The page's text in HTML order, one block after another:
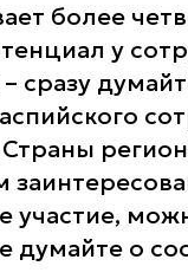
более
у
сразу
участие,
думайте о